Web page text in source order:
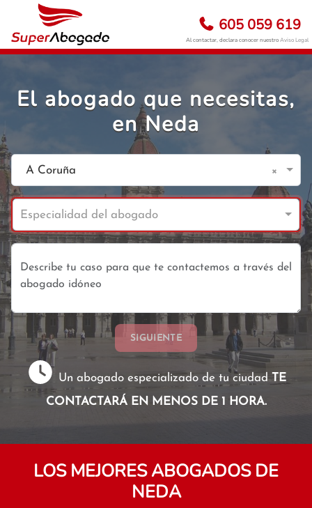
605 059 619
Al contactar, declara conocer nuestroAviso Legal
El abogado que necesitas,
en Neda
A Coruña ×
Especialidad del abogado
SIGUIENTE
Un abogado especializado de tu ciudadTE
CONTACTARÁ EN MENOS DE 1 HORA.
LOS MEJORES ABOGADOS DE
NEDA